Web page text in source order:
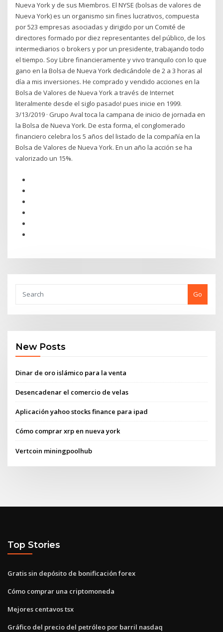
Nueva York y de sus Miembros. El NYSE (bolsas de valores de
Nueva York) es un organismo sin fines lucrativos, compuesta
por 523 empresas asociadas y dirigido por un Comité de
directores formado por diez representantes del público, de los
intermediarios o brokers y por un presidente, trabajando todo
el tiempo. Soy Libre financieramente y vivo tranquilo con lo que
gano en la Bolsa de Nueva York dedicándole de 2 a 3 horas al
día a mis inversiones. He comprado y vendido acciones en la
Bolsa de Valores de Nueva York a través de Internet
literalmente desde el siglo pasado! pues inicie en 1999.
3/13/2019 · Grupo Aval toca la campana de inicio de jornada en
la Bolsa de Nueva York. De esta forma, el conglomerado
financiero celebra los 5 años del listado de la compañía en la
Bolsa de Valores de Nueva York. En un año la acción se ha
valorizado un 15%.
Go
New Posts
Dinar de oro islámico para la venta
Desencadenar el comercio de velas
Aplicación yahoo stocks finance para ipad
Cómo comprar xrp en nueva york
Vertcoin miningpoolhub
Top Stories
Gratis sin depósito de bonificación forex
Cómo comprar una criptomoneda
Mejores centavos tsx
Gráfico del precio del petróleo por barril nasdaq